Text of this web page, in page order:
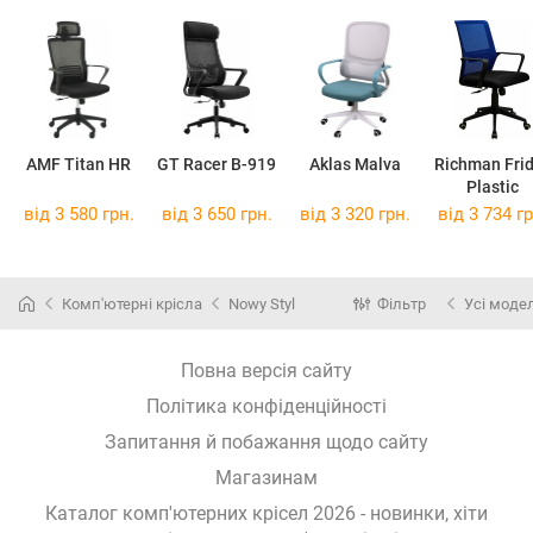
AMF Titan HR GT Racer B-919 Aklas Malva
Richman
Plastic
від 3 580 грн. від 3 650 грн. від 3 320 грн. від 3 734
Комп'ютерні крісла Nowy Styl Фільтр Усі
Повна версія сайту
Політика конфіденційності
Запитання й побажання щодо сайту
Магазинам
Каталог комп'ютерних крісел 2026 - новинки, хіти